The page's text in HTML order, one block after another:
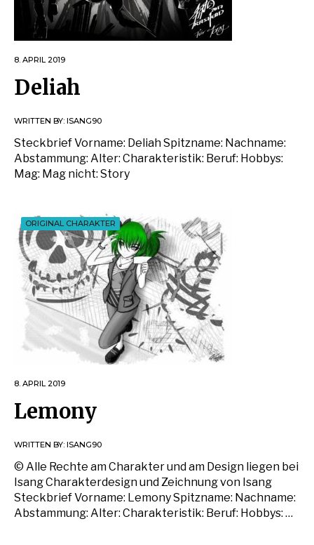
8. APRIL 2019
Deliah
WRITTEN BY: ISANG90
Steckbrief Vorname: Deliah Spitzname: Nachname:
Abstammung: Alter: Charakteristik: Beruf: Hobbys:
Mag: Mag nicht: Story
ORIGINAL CHARAKTER
8. APRIL 2019
Lemony
WRITTEN BY: ISANG90
© Alle Rechte am Charakter und am Design liegen bei
Isang Charakterdesign und Zeichnung von Isang
Steckbrief Vorname: Lemony Spitzname: Nachname:
Abstammung: Alter: Charakteristik: Beruf: Hobbys: …